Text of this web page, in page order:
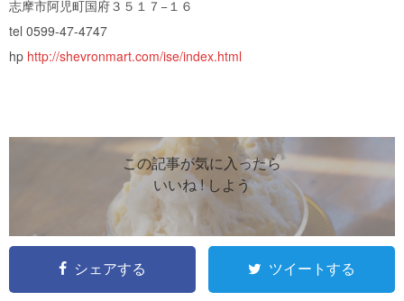
志摩市阿児町国府３５１７−１６
tel 0599-47-4747
hp http://shevronmart.com/ise/index.html
この記事が気に入ったら
いいね ! しよう
シェアする ツイートする